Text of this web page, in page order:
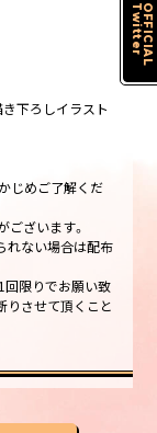
下ろしイラスト
じめご了解くだ
ざいます。
れない場合は配布
限りでお願い致
りさせて頂くこと
OFFICIAL
Twitter